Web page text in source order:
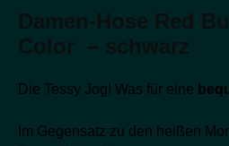
Die Tessy Jog! Was für eine
Im Gegensatz zu den heißen